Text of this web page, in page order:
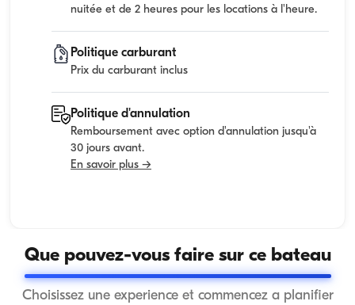
nuitée et de 2 heures pour les locations à l'heure.
Politique carburant
Prix du carburant inclus
Politique d'annulation
Remboursement avec option d'annulation jusqu'à
30 jours avant.
En savoir plus →
Que pouvez-vous faire sur ce bateau
Choisissez une experience et commencez a planifier